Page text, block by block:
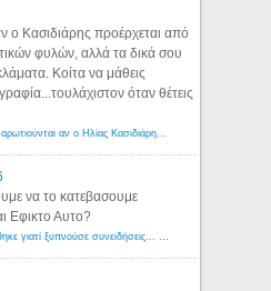
ο Κασιδιάρης προέρχεται από
φυλών, αλλά τα δικά σου
Κοίτα να μάθεις
όταν θέτεις
Αμερικανοί ρατσιστές αναρωτιούνται αν ο Ηλίας Κασιδιάρης ανήκει στη λευκή φυλή... - Λόγιος Ερμής
να το κατεβασουμε
Εφικτο Αυτο?
Ένα βιβλίο που πολεμήθηκε γιατί ξυπνούσε συνειδήσεις... - Λόγιος Ερμής | Η γνώση ξεκινάει με την αναζήτηση...